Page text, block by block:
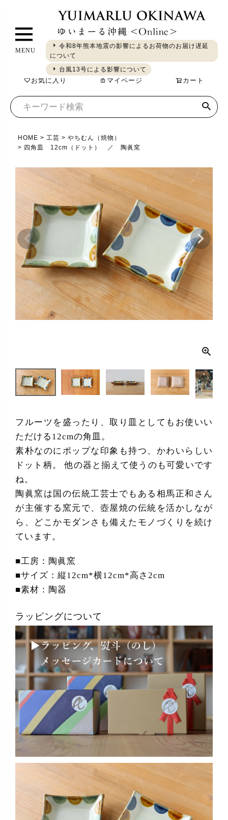
MENU
令和8年熊本地震の影響によるお荷物のお届け遅延
について
台風13号による影響について
やちむん 琉球ガラス シーサー 染織 食品
お気に入り マイページ カート
HOME 工芸
やちむん（焼物）
四角皿 12cm（ドット） ／ 陶眞窯
フルーツを盛ったり、取り皿としてもお使いい
ただける12cmの角皿。
素朴なのにポップな印象も持つ、かわいらしい
ドット柄。 他の器と揃えて使うのも可愛いです
ね。
陶眞窯は国の伝統工芸士でもある相馬正和さん
が主催する窯元で、壺屋焼の伝統を活かしなが
ら、どこかモダンさも備えたモノづくりを続け
ています。
■工房：陶眞窯
■サイズ：縦12cm*横12cm*高さ2cm
■素材：陶器
ラッピングについて
ジ
へ